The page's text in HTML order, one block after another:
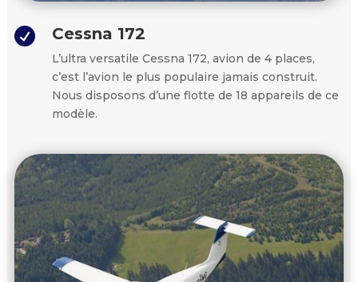
 Cessna 172
L’ultra versatile Cessna 172, avion de 4 places,
c’est l’avion le plus populaire jamais construit.
Nous disposons d’une flotte de 18 appareils de ce
modèle.